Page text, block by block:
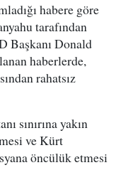
habere göre
tarafından
Başkanı Donald
haberlerde,
rahatsız
sınırına yakın
ve Kürt
öncülük etmesi